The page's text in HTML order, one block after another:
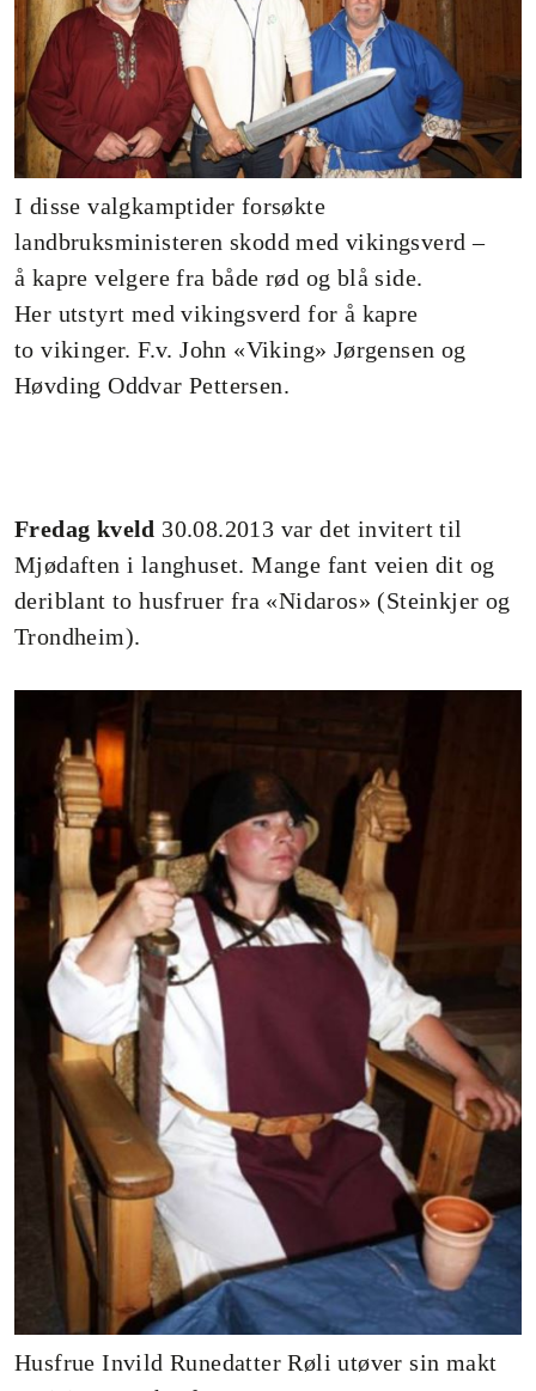
I disse valgkamptider forsøkte
landbruksministeren skodd med vikingsverd –
å kapre velgere fra både rød og blå side.
Her utstyrt med vikingsverd for å kapre
to vikinger. F.v. John «Viking» Jørgensen og
Høvding Oddvar Pettersen.
Fredag kveld 30.08.2013 var det invitert til
Mjødaften i langhuset. Mange fant veien dit og
deriblant to husfruer fra «Nidaros» (Steinkjer og
Trondheim).
Husfrue Invild Runedatter Røli utøver sin makt